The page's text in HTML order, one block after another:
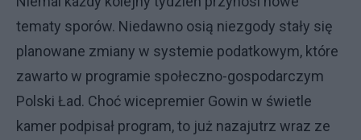
tematy sporów. Niedawno osią niezgody stały się
planowane zmiany w systemie podatkowym, które
zawarto w programie społeczno-gospodarczym
Polski Ład. Choć wicepremier Gowin w świetle
kamer podpisał program, to już nazajutrz wraz ze